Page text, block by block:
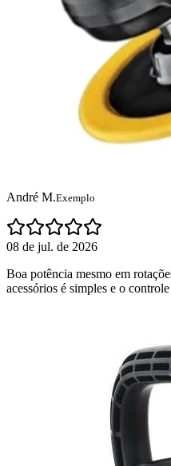
André M.Exemplo
08 de jul. de 2026
Boa potência mesmo em
acessórios é simples e o